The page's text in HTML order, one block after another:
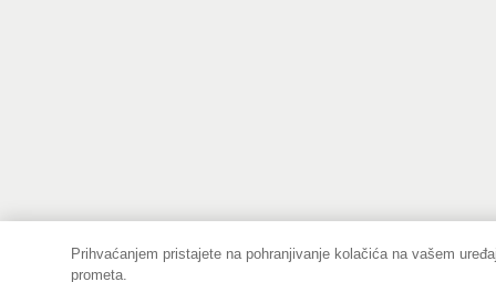
Prihvaćanjem pristajete na pohranjivanje kolačića na vašem
prometa.